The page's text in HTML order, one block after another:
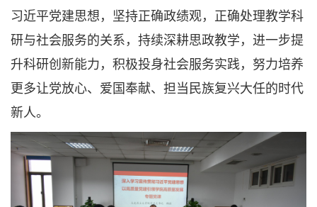
习近平党建思想，坚持正确政绩观，正确处理教学科
研与社会服务的关系，持续深耕思政教学，进一步提
升科研创新能力，积极投身社会服务实践，努力培养
更多让党放心、爱国奉献、担当民族复兴大任的时代
新人。